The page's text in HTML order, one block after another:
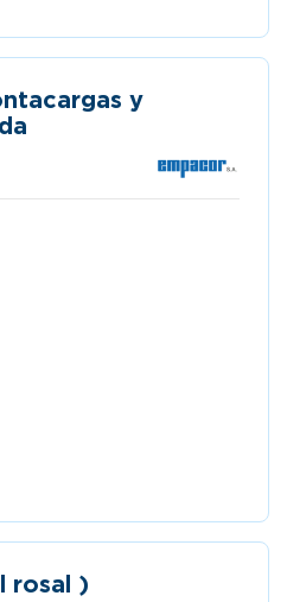
y
rosal )